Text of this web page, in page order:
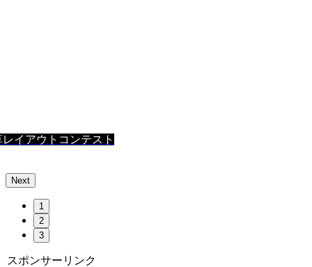
イアウトコンテスト
Next
1
2
3
スポンサーリンク